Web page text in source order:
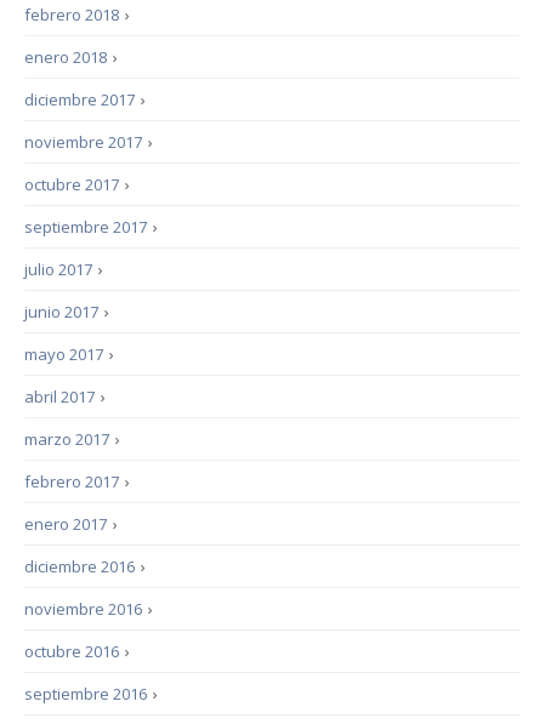
›
febrero 2018
›
enero 2018
›
diciembre 2017
›
noviembre 2017
›
octubre 2017
›
septiembre 2017
›
julio 2017
›
junio 2017
›
mayo 2017
›
abril 2017
›
marzo 2017
›
febrero 2017
›
enero 2017
›
diciembre 2016
›
noviembre 2016
›
octubre 2016
›
septiembre 2016